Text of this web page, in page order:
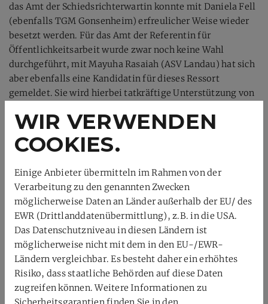
das Amt der Schiedsrichterwartin konnte mit Daniela Fell
(ebenfalls TGM Gonsenheim) erfreulicher Weise wieder
besetzt werden. Für das Amt der Referentin für
Öffentlichkeitsarbeit wurde zwar noch keine Wahl
durchgeführt, mit Mayuha Rasaiah (ASV Landau) hat sich
aber ebenfalls eine Kandidatin für dieses Ressort
gemeldet. Sie wird hierbei tatkräftige Unterstützung von
Auch der Haushaltsabschluss 2023 sowie der
WIR VERWENDEN
COOKIES.
Einige Anbieter übermitteln im Rahmen von der
Verarbeitung zu den genannten Zwecken
möglicherweise Daten an Länder außerhalb der EU/ des
EWR (Drittlanddatenübermittlung), z.B. in die USA.
Das Datenschutzniveau in diesen Ländern ist
möglicherweise nicht mit dem in den EU-/EWR-
Ländern vergleichbar. Es besteht daher ein erhöhtes
Risiko, dass staatliche Behörden auf diese Daten
zugreifen können. Weitere Informationen zu